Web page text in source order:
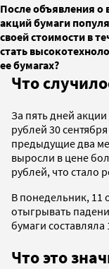
После объявления
акций бумаги
своей стоимости в
стать
ее бумагах?
Что
За пять дней
рублей 30
предыдущие два
выросли в цене
рублей, что стало
В понедельник, 11
отыгрывать
бумаги составляла
Что это